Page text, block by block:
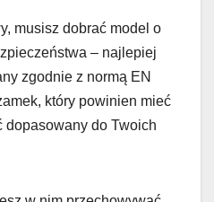
musisz dobrać model o
– najlepiej
zgodnie z normą EN
który powinien mieć
dopasowany do Twoich